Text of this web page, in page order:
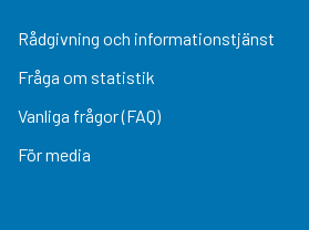
Rådgivning och informationstjänst
Fråga om statistik
Vanliga frågor (FAQ)
För media